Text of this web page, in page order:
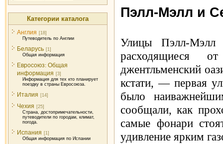
Категории каталога
Англия [18]
Путеводитель по Англии
Беларусь [1]
Общая информация
Евросоюз: Общая
информация [3]
Информация для тех кто планирует
поездку в страны Евросоюза.
Италия [14]
Чехия [25]
Страна, достопримечательности,
путеводители по городам, климат,
погода.
Испания [1]
Общая информация по Испании
Пэлл-Мэлл и
Улицы Пэлл-
расходящиеся
джентльменский
кстати, — первая
было
сообщали, как
самые фонари
удивление ярким